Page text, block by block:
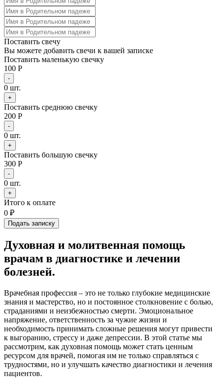
Поставить свечу
Вы можете добавить свечи к вашей записке
Поставить маленькую свечку
100 Р
-
0 шт.
+
Поставить среднюю свечку
200 Р
-
0 шт.
+
Поставить большую свечку
300 Р
-
0 шт.
+
Итого к оплате
0 ₽
Подать записку
Духовная и молитвенная помощь
врачам в диагностике и лечении
болезней.
Врачебная профессия – это не только глубокие медицинские
знания и мастерство, но и постоянное столкновение с болью,
страданиями и неизбежностью смерти. Эмоциональное
напряжение, ответственность за чужие жизни и
необходимость принимать сложные решения могут привести
к выгоранию, стрессу и даже депрессии. В этой статье мы
рассмотрим, как духовная помощь может стать ценным
ресурсом для врачей, помогая им не только справляться с
трудностями, но и улучшать качество диагностики и лечения
пациентов.